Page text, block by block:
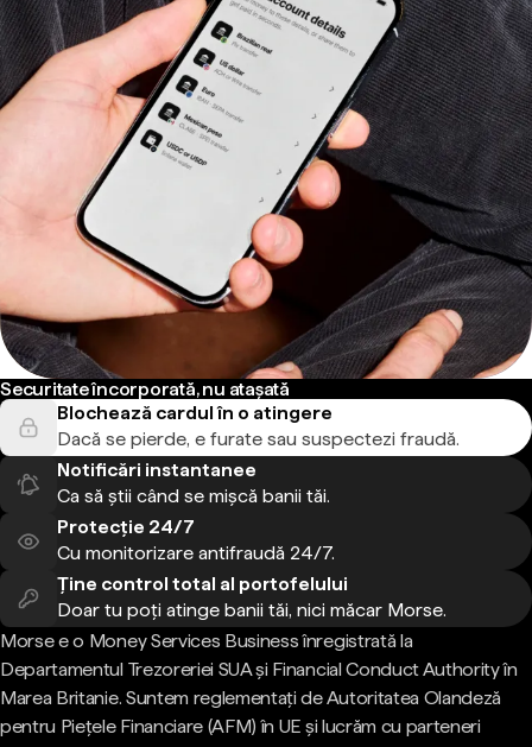
Securitate încorporată, nu atașată
Blochează cardul în o atingere
Dacă se pierde, e furate sau suspectezi fraudă.
Notificări instantanee
Ca să știi când se mișcă banii tăi.
Protecție 24/7
Cu monitorizare antifraudă 24/7.
Ține control total al portofelului
Doar tu poți atinge banii tăi, nici măcar Morse.
Morse e o Money Services Business înregistrată la
Departamentul Trezoreriei SUA și Financial Conduct Authority în
Marea Britanie. Suntem reglementați de Autoritatea Olandeză
pentru Piețele Financiare (AFM) în UE și lucrăm cu parteneri